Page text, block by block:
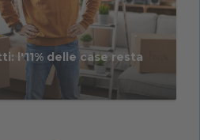
l'11% delle case resta